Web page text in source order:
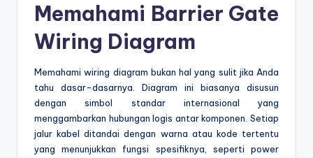
Memahami Barrier Gate
Wiring Diagram
Memahami wiring diagram bukan hal yang sulit jika Anda
tahu dasar-dasarnya. Diagram ini biasanya disusun
dengan simbol standar internasional yang
menggambarkan hubungan logis antar komponen. Setiap
jalur kabel ditandai dengan warna atau kode tertentu
yang menunjukkan fungsi spesifiknya, seperti power